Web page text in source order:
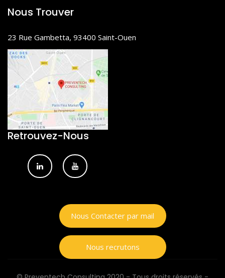
Nous Trouver
23 Rue Gambetta, 93400 Saint-Ouen
Retrouvez-Nous
Nous Contacter par mail
Nous recrutons